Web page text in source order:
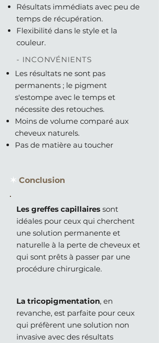
Résultats immédiats avec peu de
temps de récupération.
Flexibilité dans le style et la
couleur.
- INCONVÉNIENTS
Les résultats ne sont pas
permanents ; le pigment
s'estompe avec le temps et
nécessite des retouches.
Moins de volume comparé aux
cheveux naturels.
Pas de matière au toucher
✶ Conclusion
Les greffes capillaires sont
idéales pour ceux qui cherchent
une solution permanente et
naturelle à la perte de cheveux et
qui sont prêts à passer par une
procédure chirurgicale.
La tricopigmentation, en
revanche, est parfaite pour ceux
qui préfèrent une solution non
invasive avec des résultats